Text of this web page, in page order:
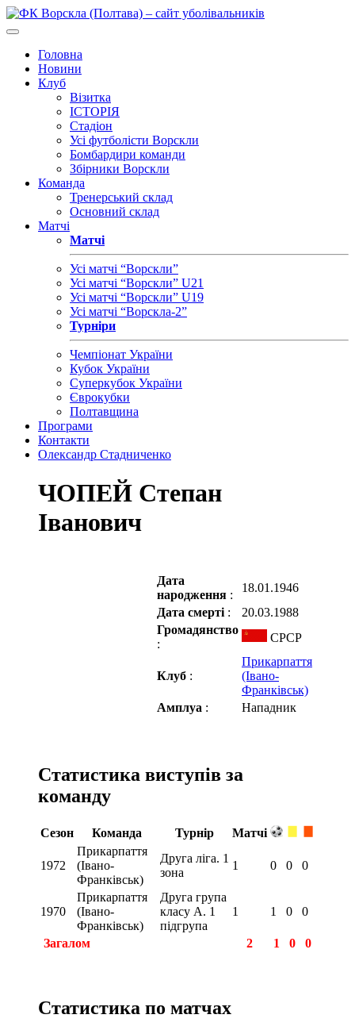
Головна
Новини
Клуб
Візитка
ІСТОРІЯ
Стадіон
Усі футболісти Ворскли
Бомбардири команди
Збірники Ворскли
Команда
Тренерський склад
Основний склад
Матчі
Матчі
Усі матчі “Ворскли”
Усі матчі “Ворскли” U21
Усі матчі “Ворскли” U19
Усі матчі “Ворскла-2”
Турніри
Чемпіонат України
Кубок України
Суперкубок України
Єврокубки
Полтавщина
Програми
Контакти
Олександр Стадниченко
ЧОПЕЙ Степан
Іванович
Дата
народження :
18.01.1946
Дата смерті :
20.03.1988
Громадянство
:
СРСР
Клуб :
Прикарпаття
(Івано-
Франківськ)
Амплуа : Нападник
Статистика виступів за
команду
Сезон Команда Турнір Матчі
1972
Прикарпаття
(Івано-
Франківськ)
Друга ліга. 1
зона
1 0 0 0
1970
Прикарпаття
(Івано-
Франківськ)
Друга група
класу А. 1
підгрупа
1 1 0 0
Загалом 2 1 0 0
Статистика по матчах